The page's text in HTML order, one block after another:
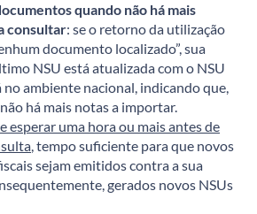
quando não há mais
consultar: se o retorno da utilização
documento localizado”, sua
NSU está atualizada com o NSU
no ambiente nacional, indicando que,
há mais notas a importar.
esperar uma hora ou mais antes de
, tempo suficiente para que novos
sejam emitidos contra a sua
gerados novos NSUs